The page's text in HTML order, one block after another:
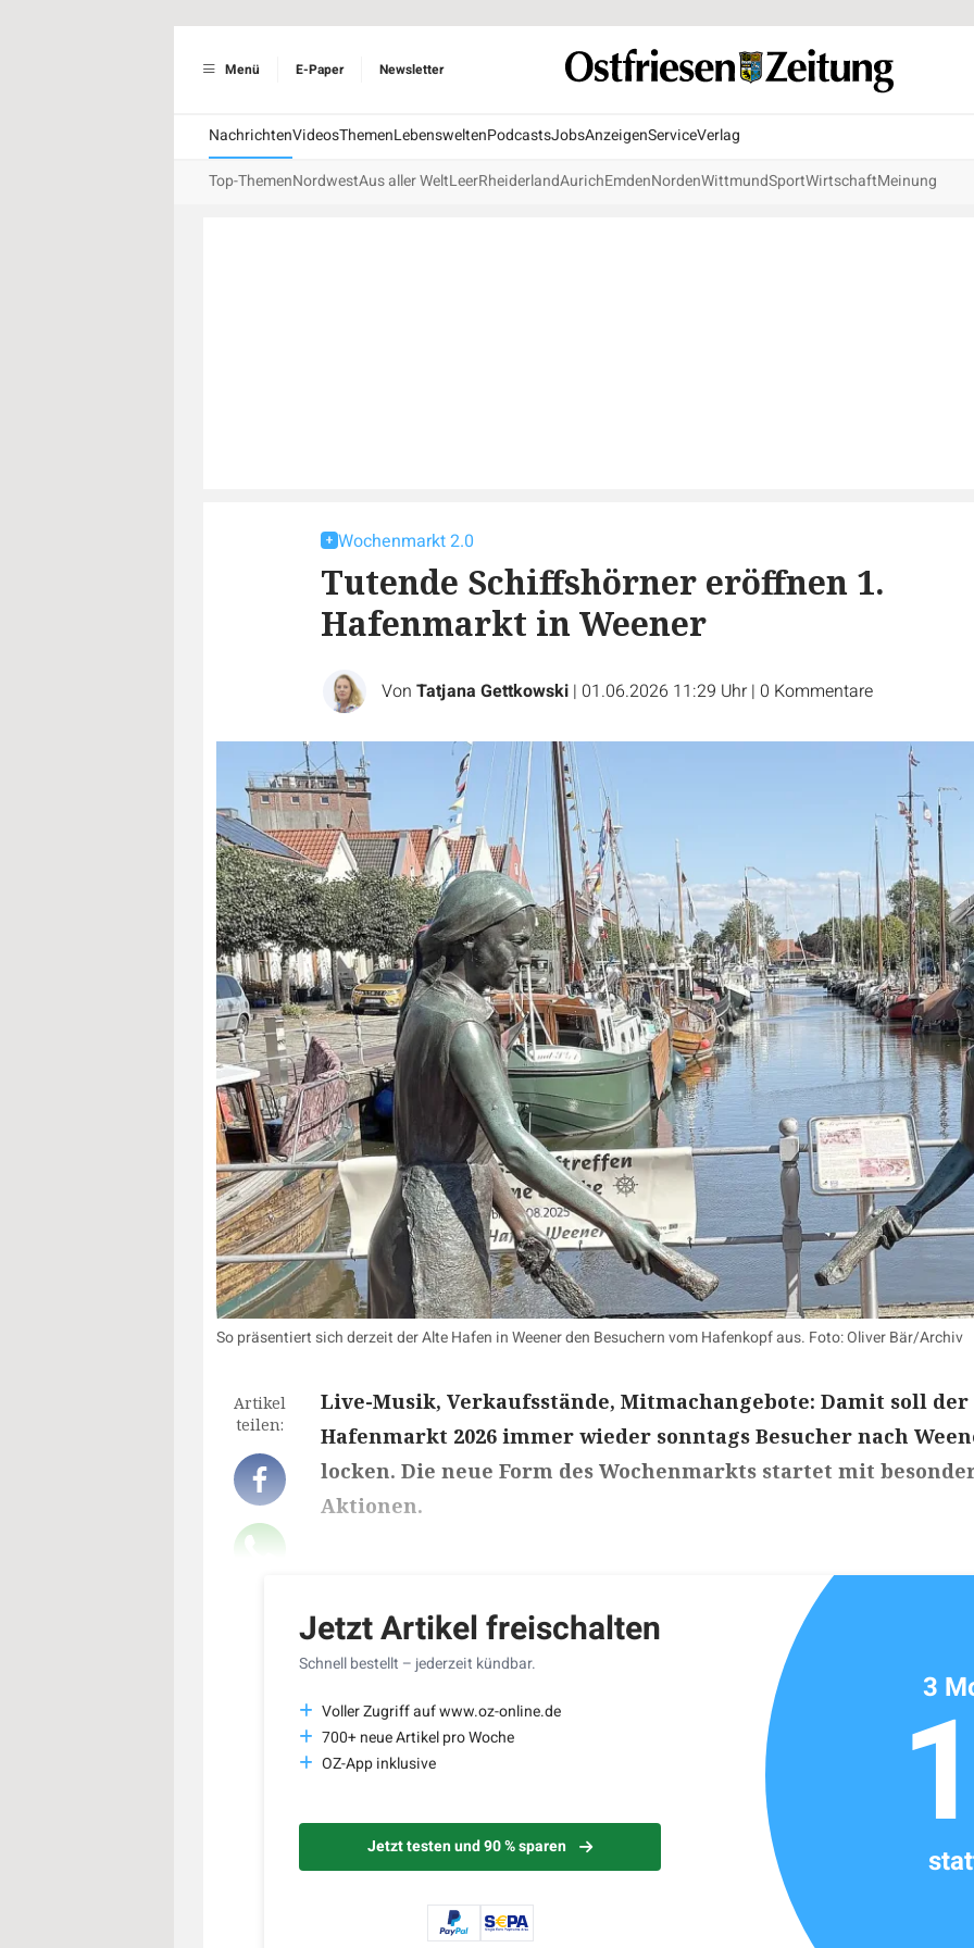
Menü E-Paper Newsletter
NachrichtenVideosThemenLebensweltenPodcastsJobsAnzeigenServiceVerlag
Top-ThemenNordwestAus aller WeltLeerRheiderlandAurichEmdenNordenWittmundSportWirtschaftMeinung
Wochenmarkt 2.0
Tutende Schiffshörner eröffnen 1.
Hafenmarkt in Weener
Von Tatjana Gettkowski | 01.06.2026 11:29 Uhr | 0 Kommentare
So präsentiert sich derzeit der Alte Hafen in Weener den Besuchern vom Hafenkopf aus. Foto: Oliver Bär/Archiv
Artikel
teilen:
Live-Musik, Verkaufsstände, Mitmachangebote: Damit soll der
Hafenmarkt 2026 immer wieder sonntags Besucher nach
locken. Die neue Form des Wochenmarkts startet mit
Aktionen.
Jetzt Artikel freischalten
Schnell bestellt – jederzeit kündbar.
Voller Zugriff auf www.oz-online.de
700+ neue Artikel pro Woche
OZ-App inklusive
Jetzt testen und 90 % sparen
3